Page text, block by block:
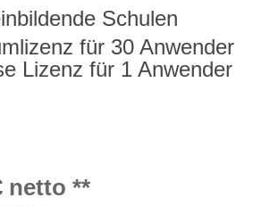
Schulen
für 30 Anwender
Lizenz für 1 Anwender
netto **